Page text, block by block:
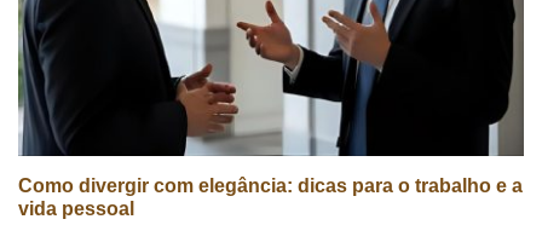
Como divergir com elegância: dicas para o trabalho e a
vida pessoal